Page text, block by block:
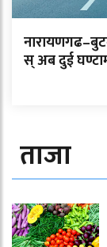
स् अब दुई
ताजा